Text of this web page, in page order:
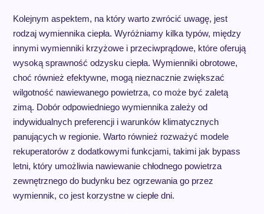
Kolejnym aspektem, na który warto zwrócić uwagę, jest
rodzaj wymiennika ciepła. Wyróżniamy kilka typów, między
innymi wymienniki krzyżowe i przeciwprądowe, które oferują
wysoką sprawność odzysku ciepła. Wymienniki obrotowe,
choć również efektywne, mogą nieznacznie zwiększać
wilgotność nawiewanego powietrza, co może być zaletą
zimą. Dobór odpowiedniego wymiennika zależy od
indywidualnych preferencji i warunków klimatycznych
panujących w regionie. Warto również rozważyć modele
rekuperatorów z dodatkowymi funkcjami, takimi jak bypass
letni, który umożliwia nawiewanie chłodnego powietrza
zewnętrznego do budynku bez ogrzewania go przez
wymiennik, co jest korzystne w ciepłe dni.